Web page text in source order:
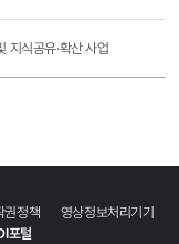
지식공유·확산 사업
권정책
영상정보처리기기
포털